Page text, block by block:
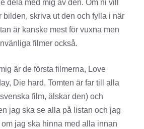
dela med mig av den. Om ni vill
bilden, skriva ut den och fylla i när
är kanske mest för vuxna men
filmer också.
är de första filmerna, Love
Die hard, Tomten är far till alla
film, älskar den) och
jag ska se alla på listan och jag
jag ska hinna med alla innan